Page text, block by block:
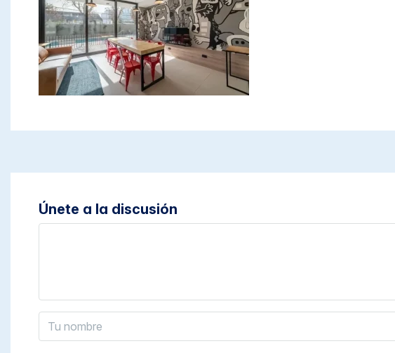
Únete a la discusión